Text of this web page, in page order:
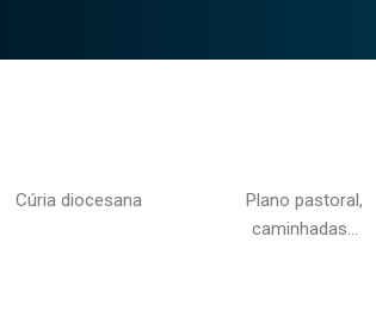
Cúria diocesana
Plano pastoral,
caminhadas…